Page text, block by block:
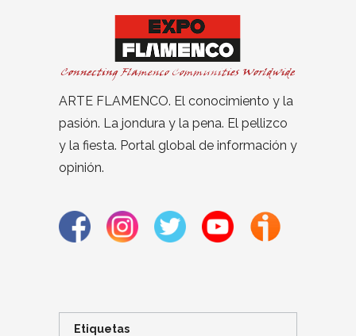
ARTE FLAMENCO. El conocimiento y la
pasión. La jondura y la pena. El pellizco
y la fiesta. Portal global de información y
opinión.
Etiquetas